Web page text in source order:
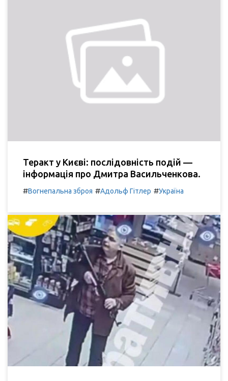
Теракт у Києві: послідовність подій —
інформація про Дмитра Васильченкова.
#Вогнепальна зброя #Адольф Гітлер #Україна